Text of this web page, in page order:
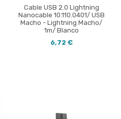
Cable USB 2.0 Lightning
Nanocable 10.110.0401/ USB
Macho - Lightning Macho/
1m/ Blanco
6,72 €